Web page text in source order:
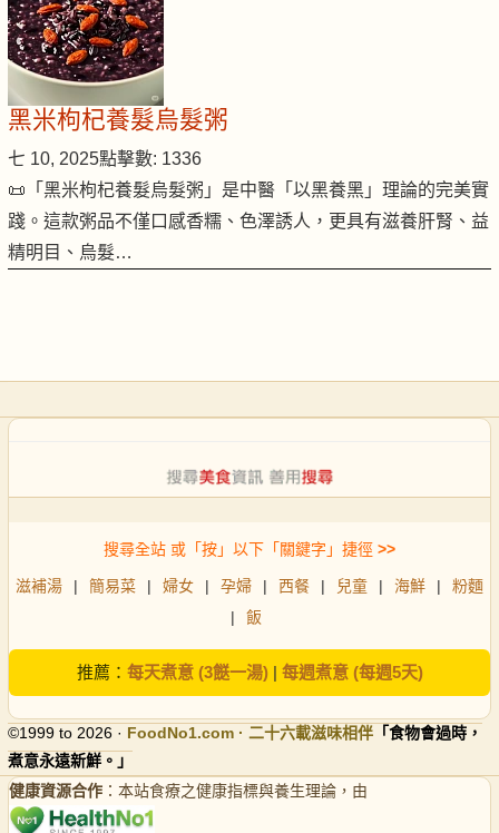
黑米枸杞養髮烏髮粥
七 10, 2025點擊數: 1336
📜「黑米枸杞養髮烏髮粥」是中醫「以黑養黑」理論的完美實
踐。這款粥品不僅口感香糯、色澤誘人，更具有滋養肝腎、益
精明目、烏髮…
搜尋全站 或「按」以下「關鍵字」捷徑 >>
滋補湯 | 簡易菜 | 婦女 | 孕婦 | 西餐 | 兒童 | 海鮮 |
粉麵
|
飯
推薦： 每天煮意 (3餸一湯)| 每週煮意 (每週5天)
©1999 to 2026 · FoodNo1.com · 二十六載滋味相伴 「食物會過時，
煮意永遠新鮮。」
健康資源合作 ：本站食療之健康指標與養生理論，由